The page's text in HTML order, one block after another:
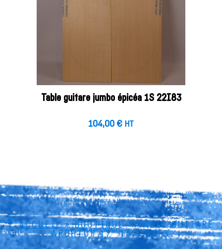
Table guitare jumbo épicéa 1S 22I83
104,00 € HT
ACCUEIL»BOUTIQUE»TABLE GUITARE
ARCHTOP 17″ 1A – 23F3